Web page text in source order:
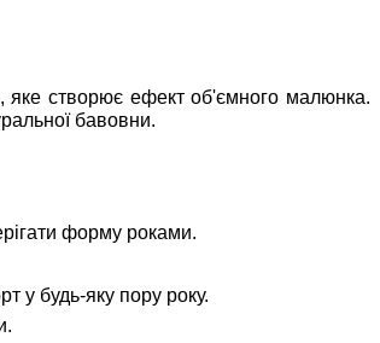
яке створює ефект об'ємного малюнка.
бавовни.
форму роками.
у будь-яку пору року.